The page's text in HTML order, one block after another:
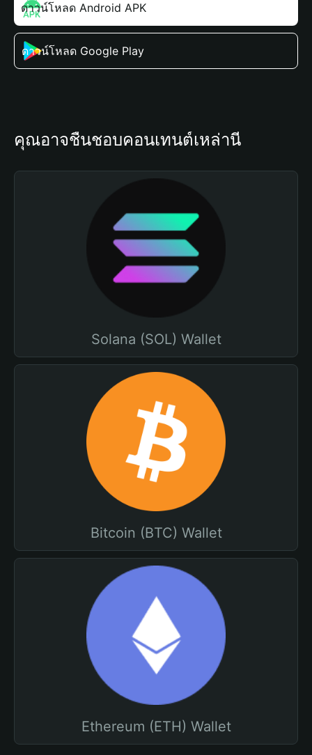
ดาวน์โหลด Android APK
ดาวน์โหลด Google Play
คุณอาจชื่นชอบคอนเทนต์เหล่านี้
Solana (SOL) Wallet
Bitcoin (BTC) Wallet
Ethereum (ETH) Wallet